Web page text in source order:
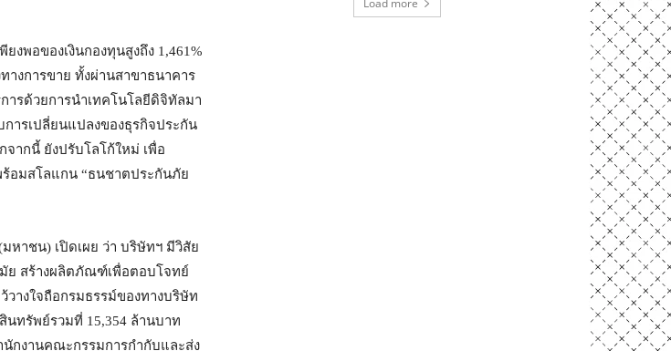
งพอของเงินกองทุนสูงถึง 1,461%
างการขาย ทั้งผ่านสาขาธนาคาร
ารด้วยการนำเทคโนโลยีดิจิทัลมา
ารเปลี่ยนแปลงของธุรกิจประกัน
จากนี้ ยังปรับโลโก้ใหม่ เพื่อ
อมสโลแกน “ธนชาตประกันภัย
าชน) เปิดเผย ว่า บริษัทฯ มีวิสัย
ย สร้างผลิตภัณฑ์เพื่อตอบโจทย์
างใจถือกรมธรรม์ของทางบริษัท
นทรัพย์รวมที่ 15,354 ล้านบาท
นักงานคณะกรรมการกำกับและส่ง